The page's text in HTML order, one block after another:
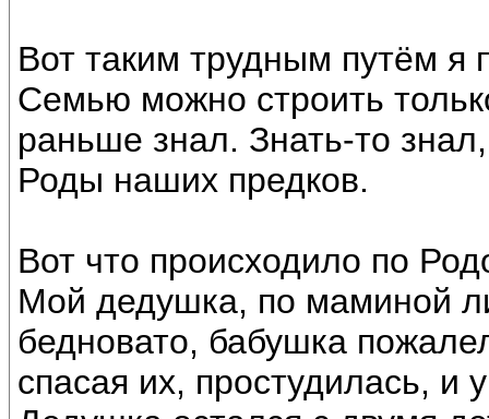
Вот таким трудным путём я
Семью можно строить
раньше знал. Знать-то
Роды наших предков.
Вот что происходило по
Мой дедушка, по маминой
бедновато, бабушка
спасая их, простудилась, и